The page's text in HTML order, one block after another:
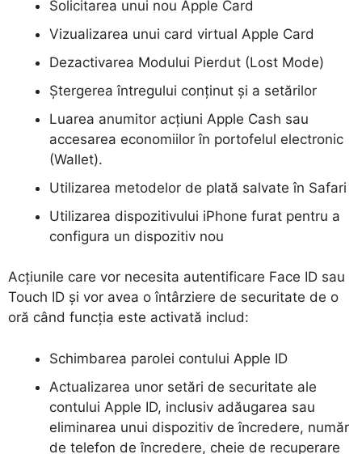
Solicitarea unui nou Apple Card
Vizualizarea unui card virtual Apple Card
Dezactivarea Modului Pierdut (Lost Mode)
Ștergerea întregului conținut și a setărilor
Luarea anumitor acțiuni Apple Cash sau
accesarea economiilor în portofelul electronic
(Wallet).
Utilizarea metodelor de plată salvate în Safari
Utilizarea dispozitivului iPhone furat pentru a
configura un dispozitiv nou
Acțiunile care vor necesita autentificare Face ID sau
Touch ID și vor avea o întârziere de securitate de o
oră când funcția este activată includ:
Schimbarea parolei contului Apple ID
Actualizarea unor setări de securitate ale
contului Apple ID, inclusiv adăugarea sau
eliminarea unui dispozitiv de încredere, număr
de telefon de încredere, cheie de recuperare